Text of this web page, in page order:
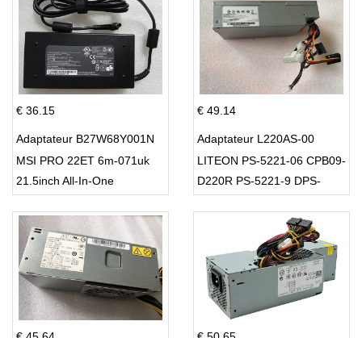
€ 36.15
Adaptateur B27W68Y001N
MSI PRO 22ET 6m-071uk
21.5inch All-In-One
€ 49.14
Adaptateur L220AS-00
LITEON PS-5221-06 CPB09-
D220R PS-5221-9 DPS-